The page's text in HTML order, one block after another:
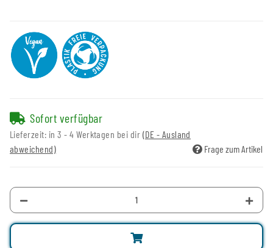
Sofort verfügbar
Lieferzeit: in 3 - 4 Werktagen bei dir (DE - Ausland
abweichend)
Frage zum Artikel